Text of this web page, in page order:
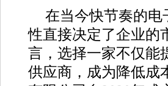
在当今快节奏的电
性直接决定了企业的
言，选择一家不仅能
供应商，成为降低成